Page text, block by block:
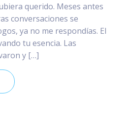
querido. Meses antes
conversaciones se
ya no me respondías. El
tu esencia. Las
y […]